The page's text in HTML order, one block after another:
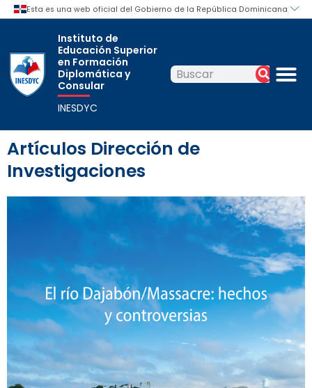
Instituto de
Educación Superior
en Formación
Diplomática y
Consular
INESDYC
Buscar Buscar
Artículos Dirección de
Investigaciones